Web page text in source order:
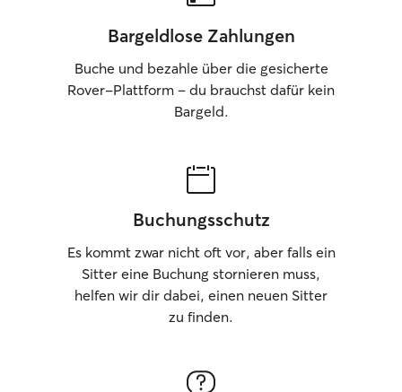
Bargeldlose Zahlungen
Buche und bezahle über die gesicherte
Rover-Plattform – du brauchst dafür kein
Bargeld.
Buchungsschutz
Es kommt zwar nicht oft vor, aber falls ein
Sitter eine Buchung stornieren muss,
helfen wir dir dabei, einen neuen Sitter
zu finden.